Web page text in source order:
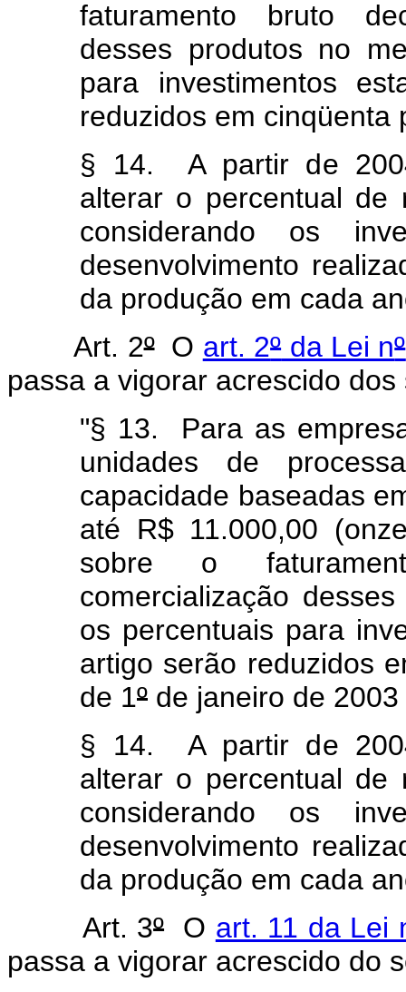
faturamento bruto
desses produtos no
para investimentos
reduzidos em cinqüenta
§ 14. A partir de
alterar o percentual de
considerando os
desenvolvimento
da produção em cada
Art. 2ºO art. 2ºda Lei nº
passa a vigorar acrescido
"§ 13. Para as
unidades de
capacidade baseadas
até R$ 11.000,00
sobre o
comercialização
os percentuais para
artigo serão reduzidos
de 1º de janeiro de
§ 14. A partir de
alterar o percentual de
considerando os
desenvolvimento
da produção em cada
Art. 3ºO art. 11 da Lei
passa a vigorar acrescido do